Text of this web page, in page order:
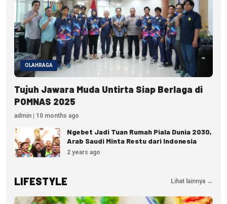
OLAHRAGA
Tujuh Jawara Muda Untirta Siap Berlaga di
POMNAS 2025
admin | 10 months ago
Ngebet Jadi Tuan Rumah Piala Dunia 2030,
Arab Saudi Minta Restu dari Indonesia
2 years ago
LIFESTYLE Lihat lainnya →